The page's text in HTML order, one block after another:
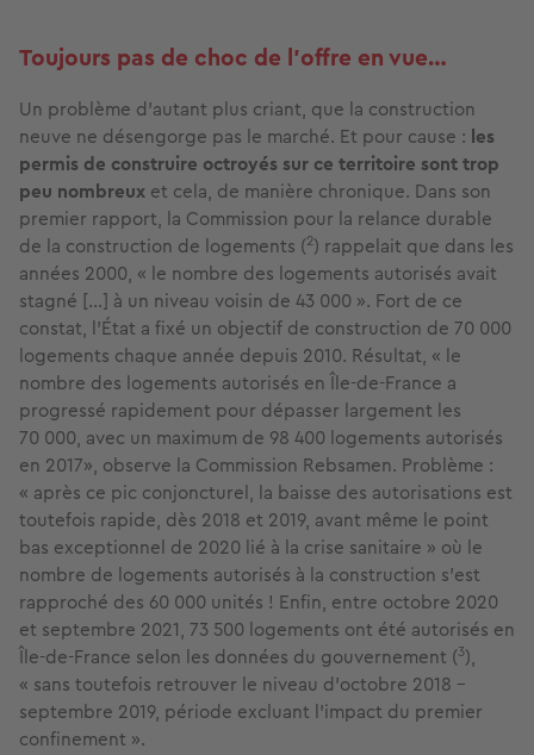
Toujours pas de choc de l’offre en vue…
Un problème d’autant plus criant, que la construction
neuve ne désengorge pas le marché. Et pour cause : les
permis de construire octroyés sur ce territoire sont trop
peu nombreux et cela, de manière chronique. Dans son
premier rapport, la Commission pour la relance durable
de la construction de logements (2) rappelait que dans les
années 2000, « le nombre des logements autorisés avait
stagné […] à un niveau voisin de 43 000 ». Fort de ce
constat, l’État a fixé un objectif de construction de 70 000
logements chaque année depuis 2010. Résultat, « le
nombre des logements autorisés en Île-de-France a
progressé rapidement pour dépasser largement les
70 000, avec un maximum de 98 400 logements autorisés
en 2017», observe la Commission Rebsamen. Problème :
« après ce pic conjoncturel, la baisse des autorisations est
toutefois rapide, dès 2018 et 2019, avant même le point
bas exceptionnel de 2020 lié à la crise sanitaire » où le
nombre de logements autorisés à la construction s’est
rapproché des 60 000 unités ! Enfin, entre octobre 2020
et septembre 2021, 73 500 logements ont été autorisés en
Île-de-France selon les données du gouvernement (3),
« sans toutefois retrouver le niveau d’octobre 2018 -
septembre 2019, période excluant l’impact du premier
confinement ».